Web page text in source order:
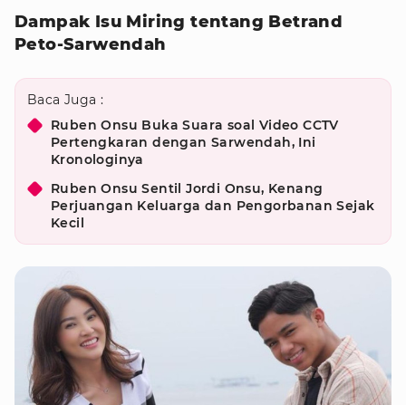
Dampak Isu Miring tentang Betrand
Peto-Sarwendah
Baca Juga :
Ruben Onsu Buka Suara soal Video CCTV
Pertengkaran dengan Sarwendah, Ini
Kronologinya
Ruben Onsu Sentil Jordi Onsu, Kenang
Perjuangan Keluarga dan Pengorbanan Sejak
Kecil